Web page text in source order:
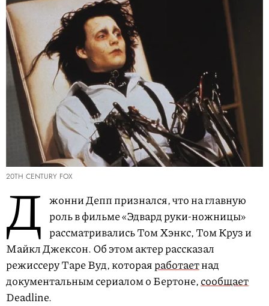
20TH CENTURY FOX
Д жонни Депп признался, что на главную
роль в фильме «Эдвард руки-ножницы»
рассматривались Том Хэнкс, Том Круз и
Майкл Джексон. Об этом актер рассказал
режиссеру Таре Вуд, котораяработаетнад
документальным сериалом о Бертоне,сообщает
Deadline.